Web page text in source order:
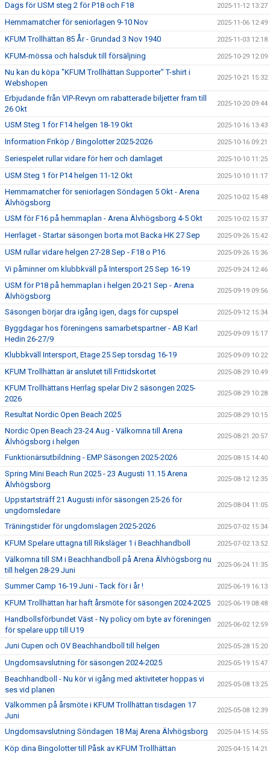
Dags för USM steg 2 för P18 och F18 2025-11-12 13:27
Hemmamatcher för seniorlagen 9-10 Nov 2025-11-06 12:49
KFUM Trollhättan 85 År - Grundad 3 Nov 1940 2025-11-03 12:18
KFUM-mössa och halsduk till försäljning 2025-10-29 12:09
Nu kan du köpa "KFUM Trollhättan Supporter" T-shirt i
Webshopen
2025-10-21 15:32
Erbjudande från VIP-Revyn om rabatterade biljetter fram till
26 Okt
2025-10-20 09:44
USM Steg 1 för F14 helgen 18-19 Okt 2025-10-16 13:43
Information Friköp / Bingolotter 2025-2026 2025-10-16 09:21
Seriespelet rullar vidare för herr och damlaget 2025-10-10 11:25
USM Steg 1 för P14 helgen 11-12 Okt 2025-10-10 11:17
Hemmamatcher för seniorlagen Söndagen 5 Okt - Arena
Älvhögsborg
2025-10-02 15:48
USM för F16 på hemmaplan - Arena Älvhögsborg 4-5 Okt 2025-10-02 15:37
Herrlaget - Startar säsongen borta mot Backa HK 27 Sep 2025-09-26 15:42
USM rullar vidare helgen 27-28 Sep - F18 o P16 2025-09-26 15:36
Vi påminner om klubbkväll på Intersport 25 Sep 16-19 2025-09-24 12:46
USM för P18 på hemmaplan i helgen 20-21 Sep - Arena
Älvhögsborg
2025-09-19 09:56
Säsongen börjar dra igång igen, dags för cupspel 2025-09-12 15:34
Byggdagar hos föreningens samarbetspartner - AB Karl
Hedin 26-27/9
2025-09-09 15:17
Klubbkväll Intersport, Etage 25 Sep torsdag 16-19 2025-09-09 10:22
KFUM Trollhättan är anslutet till Fritidskortet 2025-08-29 10:49
KFUM Trollhättans Herrlag spelar Div 2 säsongen 2025-
2026
2025-08-29 10:28
Resultat Nordic Open Beach 2025 2025-08-29 10:15
Nordic Open Beach 23-24 Aug - Välkomna till Arena
Älvhögsborg i helgen
2025-08-21 20:57
Funktionärsutbildning - EMP Säsongen 2025-2026 2025-08-15 14:40
Spring Mini Beach Run 2025 - 23 Augusti 11.15 Arena
Älvhögsborg
2025-08-12 12:35
Uppstartsträff 21 Augusti inför säsongen 25-26 för
ungdomsledare
2025-08-04 11:05
Träningstider för ungdomslagen 2025-2026 2025-07-02 15:34
KFUM Spelare uttagna till Riksläger 1 i Beachhandboll 2025-07-02 13:52
Välkomna till SM i Beachhandboll på Arena Älvhögsborg nu
till helgen 28-29 Juni
2025-06-24 11:35
Summer Camp 16-19 Juni - Tack för i år ! 2025-06-19 16:13
KFUM Trollhättan har haft årsmöte för säsongen 2024-2025 2025-06-19 08:48
Handbollsförbundet Väst - Ny policy om byte av föreningen
för spelare upp till U19
2025-06-02 12:59
Juni Cupen och OV Beachhandboll till helgen 2025-05-28 15:20
Ungdomsavslutning för säsongen 2024-2025 2025-05-19 15:47
Beachhandboll - Nu kör vi igång med aktiviteter hoppas vi
ses vid planen
2025-05-08 13:25
Välkommen på årsmöte i KFUM Trollhättan tisdagen 17
Juni
2025-05-08 12:39
Ungdomsavslutning Söndagen 18 Maj Arena Älvhögsborg 2025-04-15 14:55
Köp dina Bingolotter till Påsk av KFUM Trollhättan 2025-04-15 14:21